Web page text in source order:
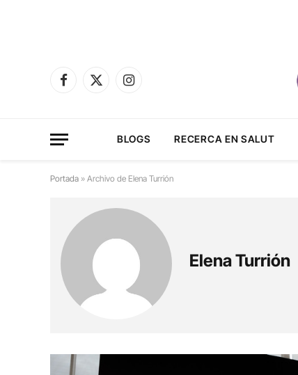
Facebook
X
Instagram
BLOGS RECERCA EN SALUT
Portada » Archivo de Elena Turrión
Elena Turrión